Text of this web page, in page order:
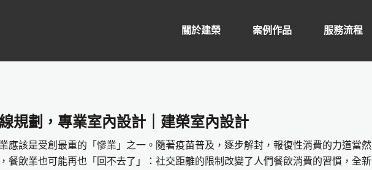
關於建榮 案例作品 服務流程
規劃，專業室內設計｜建榮室內設計
該是受創最重的「慘業」之一。隨著疫苗普及，逐步解封，報復性消費的力道當然
餐飲業也可能再也「回不去了」：社交距離的限制改變了人們餐飲消費的習慣，全新